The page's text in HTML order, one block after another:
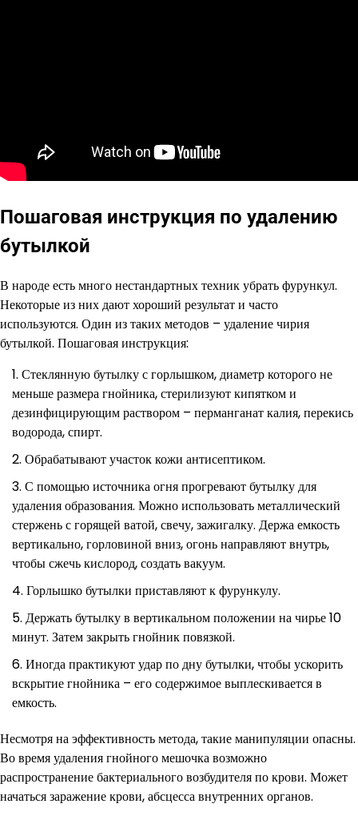
Пошаговая инструкция по удалению
бутылкой
В народе есть много нестандартных техник убрать фурункул.
Некоторые из них дают хороший результат и часто
используются. Один из таких методов – удаление чирия
бутылкой. Пошаговая инструкция:
Стеклянную бутылку с горлышком, диаметр которого не
меньше размера гнойника, стерилизуют кипятком и
дезинфицирующим раствором – перманганат калия, перекись
водорода, спирт.
Обрабатывают участок кожи антисептиком.
С помощью источника огня прогревают бутылку для
удаления образования. Можно использовать металлический
стержень с горящей ватой, свечу, зажигалку. Держа емкость
вертикально, горловиной вниз, огонь направляют внутрь,
чтобы сжечь кислород, создать вакуум.
Горлышко бутылки приставляют к фурункулу.
Держать бутылку в вертикальном положении на чирье 10
минут. Затем закрыть гнойник повязкой.
Иногда практикуют удар по дну бутылки, чтобы ускорить
вскрытие гнойника – его содержимое выплескивается в
емкость.
Несмотря на эффективность метода, такие манипуляции опасны.
Во время удаления гнойного мешочка возможно
распространение бактериального возбудителя по крови. Может
начаться заражение крови, абсцесса внутренних органов.